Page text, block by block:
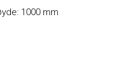
1000 mm